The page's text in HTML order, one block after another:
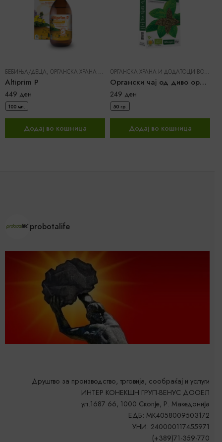
БЕБИЊА/ДЕЦА ОРГАНСКА ХРАНА И ДОДАТОЦИ ВО ИСХРАНА |DR. PANCIC
Altiprim P
449 ден
100 мл.
Додај во кошница
ОРГАНСКА ХРАНА И ДОДАТОЦИ ВО ИСХРАНА
Органски чај од диво оригано
249 ден
50 гр.
Додај во кошница
probotalife
Друштво за производство, трговија, сообраќај и услуги
ИНТЕР КОНЕКШН ГРУП-ВЕНУС ДООЕЛ
ул.1687 66, 1000 Скопје, Р. Македонија
ЕДБ: MK4058009503172
УНИ: 240000117455971
(+389)71-359-770